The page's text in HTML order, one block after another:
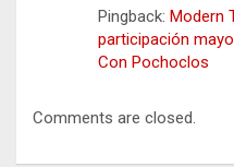
Pingback: Modern
participación
Con Pochoclos
Comments are closed.